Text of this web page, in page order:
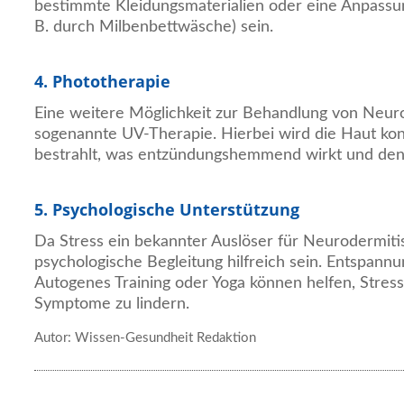
bestimmte Kleidungsmaterialien oder eine
B. durch Milbenbettwäsche) sein.
4. Phototherapie
Eine weitere Möglichkeit zur Behandlung von
sogenannte UV-Therapie. Hierbei wird die Haut
bestrahlt, was entzündungshemmend wirkt und
5. Psychologische Unterstützung
Da Stress ein bekannter Auslöser für
psychologische Begleitung hilfreich sein.
Autogenes Training oder Yoga können helfen,
Symptome zu lindern.
Autor: Wissen-Gesundheit Redaktion